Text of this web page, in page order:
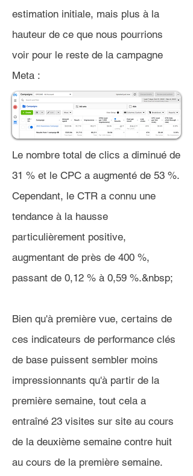
estimation initiale, mais plus à la
hauteur de ce que nous pourrions
voir pour le reste de la campagne
Meta :
Le nombre total de clics a diminué de
31 % et le CPC a augmenté de 53 %.
Cependant, le CTR a connu une
tendance à la hausse
particulièrement positive,
augmentant de près de 400 %,
passant de 0,12 % à 0,59 %.&nbsp;
Bien qu'à première vue, certains de
ces indicateurs de performance clés
de base puissent sembler moins
impressionnants qu'à partir de la
première semaine, tout cela a
entraîné 23 visites sur site au cours
de la deuxième semaine contre huit
au cours de la première semaine.